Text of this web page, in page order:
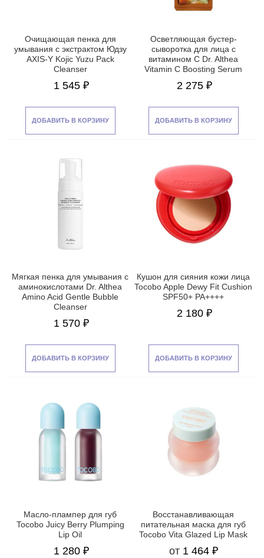
Очищающая пенка для
умывания с экстрактом Юдзу
AXIS-Y Kojic Yuzu Pack
Cleanser
1 545 ₽
ДОБАВИТЬ В КОРЗИНУ
Осветляющая бустер-
сыворотка для лица с
витамином С Dr. Althea
Vitamin C Boosting Serum
2 275 ₽
ДОБАВИТЬ В КОРЗИНУ
Мягкая пенка для умывания с
аминокислотами Dr. Althea
Amino Acid Gentle Bubble
Cleanser
1 570 ₽
ДОБАВИТЬ В КОРЗИНУ
Кушон для сияния кожи лица
Tocobo Apple Dewy Fit Cushion
SPF50+ PA++++
2 180 ₽
ДОБАВИТЬ В КОРЗИНУ
Масло-плампер для губ
Tocobo Juicy Berry Plumping
Lip Oil
1 280 ₽
Восстанавливающая
питательная маска для губ
Tocobo Vita Glazed Lip Mask
от 1 464 ₽